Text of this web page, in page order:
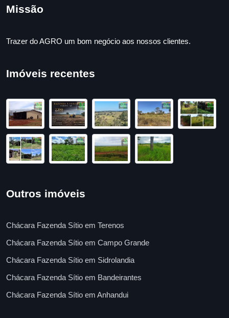
Missão
Trazer do AGRO um bom negócio aos nossos clientes.
Imóveis recentes
Outros imóveis
Chácara Fazenda Sítio em Terenos
Chácara Fazenda Sítio em Campo Grande
Chácara Fazenda Sítio em Sidrolandia
Chácara Fazenda Sítio em Bandeirantes
Chácara Fazenda Sítio em Anhandui